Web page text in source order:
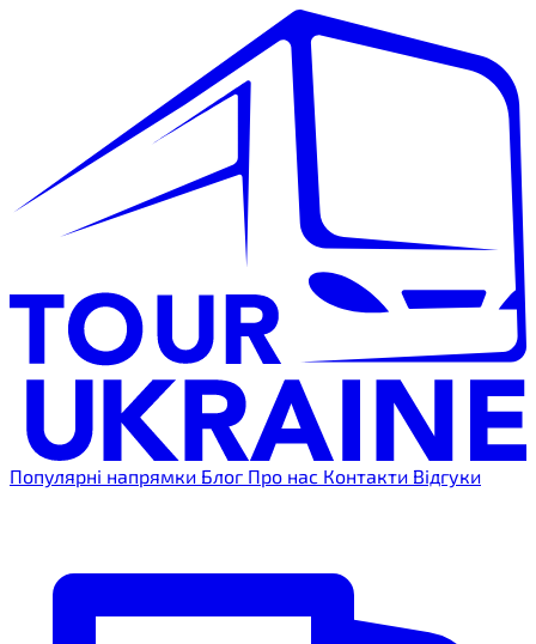
Популярні напрямки Блог Про нас Контакти Відгуки